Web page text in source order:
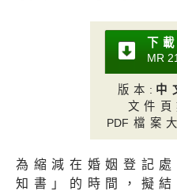
下
MR 21
版本 : 中
文件頁
PDF檔案
為縮減在婚姻登記
知書」的時間，擬